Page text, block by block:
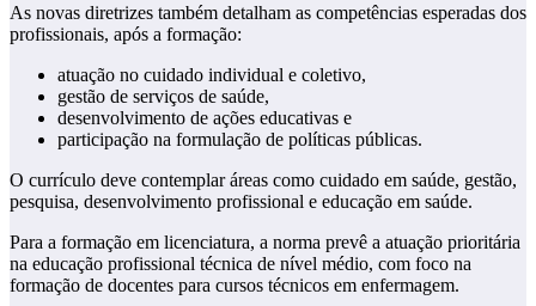
As novas diretrizes também detalham as competências esperadas dos
profissionais, após a formação:
atuação no cuidado individual e coletivo,
gestão de serviços de saúde,
desenvolvimento de ações educativas e
participação na formulação de políticas públicas.
O currículo deve contemplar áreas como cuidado em saúde, gestão,
pesquisa, desenvolvimento profissional e educação em saúde.
Para a formação em licenciatura, a norma prevê a atuação prioritária
na educação profissional técnica de nível médio, com foco na
formação de docentes para cursos técnicos em enfermagem.